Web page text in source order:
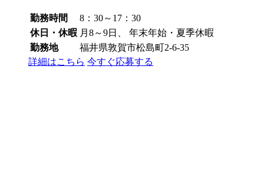
勤務時間
8：30～17：30
休日・休暇 月8～9日、 年末年始・夏季休暇
勤務地
福井県敦賀市松島町2-6-35
詳細はこちら 今すぐ応募する